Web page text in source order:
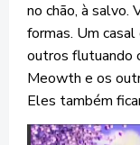
no chão, à salvo.
formas. Um
outros flutuando
Meowth e os
Eles também